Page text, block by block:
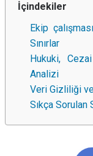
İçindekiler
Ekip
Sınırlar
Hukuki,
Analizi
Veri Gizliliği ve
Sıkça Sorulan